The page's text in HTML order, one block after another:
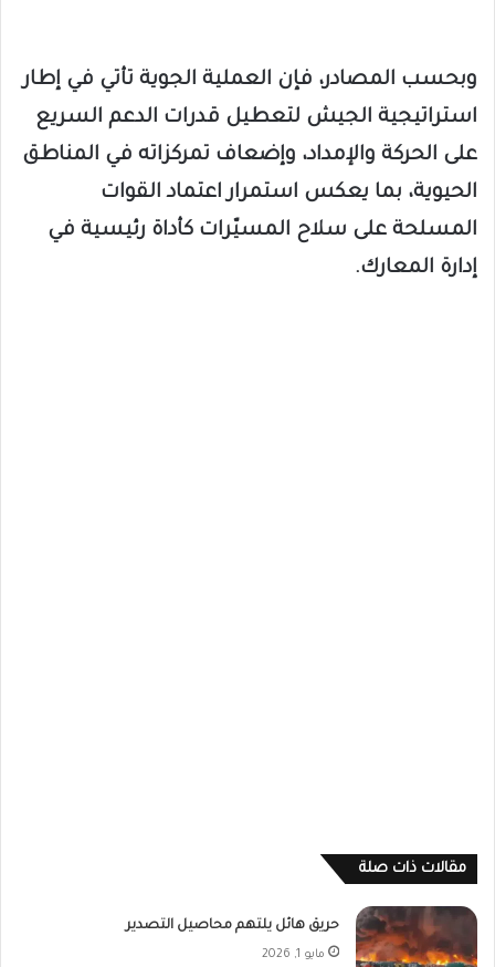
وبحسب المصادر، فإن العملية الجوية تأتي في إطار
استراتيجية الجيش لتعطيل قدرات الدعم السريع
على الحركة والإمداد، وإضعاف تمركزاته في المناطق
الحيوية، بما يعكس استمرار اعتماد القوات
المسلحة على سلاح المسيّرات كأداة رئيسية في
إدارة المعارك.
مقالات ذات صلة
حريق هائل يلتهم محاصيل التصدير
مايو 1, 2026